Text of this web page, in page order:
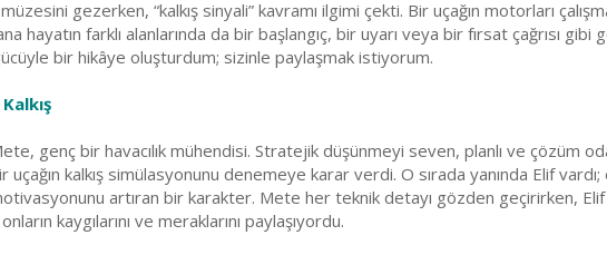
gezerken, “kalkış sinyali” kavramı ilgimi çekti. Bir uçağın motorları
hayatın farklı alanlarında da bir başlangıç, bir uyarı veya bir fırsat çağrısı gibi
bir hikâye oluşturdum; sizinle paylaşmak istiyorum.
genç bir havacılık mühendisi. Stratejik düşünmeyi seven, planlı ve çözüm
uçağın kalkış simülasyonunu denemeye karar verdi. O sırada yanında Elif
artıran bir karakter. Mete her teknik detayı gözden geçirirken,
kaygılarını ve meraklarını paylaşıyordu.